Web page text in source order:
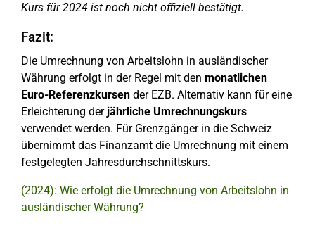
Kurs für 2024 ist noch nicht offiziell bestätigt.
Fazit:
Die Umrechnung von Arbeitslohn in ausländischer
Währung erfolgt in der Regel mit den monatlichen
Euro-Referenzkursen der EZB. Alternativ kann für eine
Erleichterung der jährliche Umrechnungskurs
verwendet werden. Für Grenzgänger in die Schweiz
übernimmt das Finanzamt die Umrechnung mit einem
festgelegten Jahresdurchschnittskurs.
(2024): Wie erfolgt die Umrechnung von Arbeitslohn in
ausländischer Währung?